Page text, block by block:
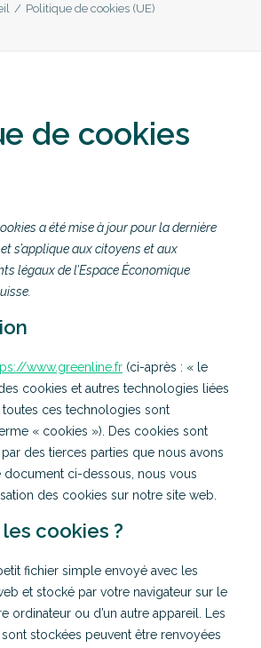
Politique de cookies (UE)
de cookies
a été mise à jour pour la dernière
s’applique aux citoyens et aux
légaux de l’Espace Économique
www.greenline.fr (ci-après : « le
cookies et autres technologies liées
toutes ces technologies sont
« cookies »). Des cookies sont
des tierces parties que nous avons
document ci-dessous, nous vous
des cookies sur notre site web.
cookies ?
fichier simple envoyé avec les
et stocké par votre navigateur sur le
ordinateur ou d’un autre appareil. Les
stockées peuvent être renvoyées